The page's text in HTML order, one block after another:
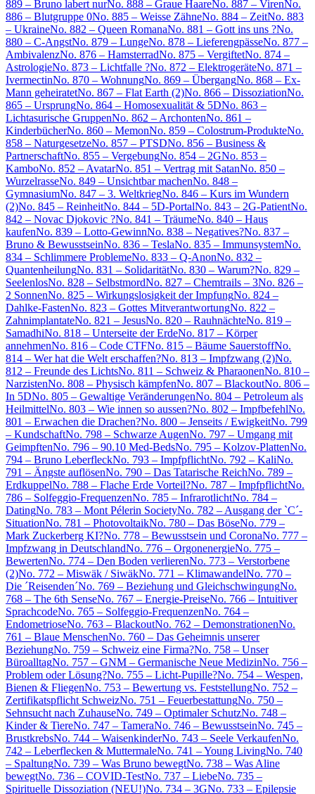
889 – Bruno labert nurNo. 888 – Graue HaareNo. 887 – VirenNo.
886 – Blutgruppe 0No. 885 – Weisse ZähneNo. 884 – ZeitNo. 883
– UkraineNo. 882 – Queen RomanaNo. 881 – Gott ins uns ?No.
880 – C-AngstNo. 879 – LungeNo. 878 – LieferengpässeNo. 877 –
AmbivalenzNo. 876 – HamsterradNo. 875 – VergiftetNo. 874 –
AstrologieNo. 873 – Lichtfalle ?No. 872 – ElektrogeräteNo. 871 –
IvermectinNo. 870 – WohnungNo. 869 – ÜbergangNo. 868 – Ex-
Mann geheiratetNo. 867 – Flat Earth (2)No. 866 – DissoziationNo.
865 – UrsprungNo. 864 – Homosexualität & 5DNo. 863 –
Lichtasurische GruppenNo. 862 – ArchontenNo. 861 –
KinderbücherNo. 860 – MemonNo. 859 – Colostrum-ProdukteNo.
858 – NaturgesetzeNo. 857 – PTSDNo. 856 – Business &
PartnerschaftNo. 855 – VergebungNo. 854 – 2GNo. 853 –
KamboNo. 852 – AvatarNo. 851 – Vertrag mit SatanNo. 850 –
WurzelrasseNo. 849 – Unsichtbar machenNo. 848 –
GymnasiumNo. 847 – 3. WeltkriegNo. 846 – Kurs im Wundern
(2)No. 845 – ReinheitNo. 844 – 5D-PortalNo. 843 – 2G-PatientNo.
842 – Novac Djokovic ?No. 841 – TräumeNo. 840 – Haus
kaufenNo. 839 – Lotto-GewinnNo. 838 – Negatives?No. 837 –
Bruno & BewusstseinNo. 836 – TeslaNo. 835 – ImmunsystemNo.
834 – Schlimmere ProblemeNo. 833 – Q-AnonNo. 832 –
QuantenheilungNo. 831 – SolidaritätNo. 830 – Warum?No. 829 –
SeelenlosNo. 828 – SelbstmordNo. 827 – Chemtrails – 3No. 826 –
2 SonnenNo. 825 – Wirkungslosigkeit der ImpfungNo. 824 –
Dahlke-FastenNo. 823 – Gottes MitverantwortungNo. 822 –
ZahnimplantateNo. 821 – JesusNo. 820 – RauhnächteNo. 819 –
SamadhiNo. 818 – Unterseite der ErdeNo. 817 – Körper
annehmenNo. 816 – Code CTFNo. 815 – Bäume SauerstoffNo.
814 – Wer hat die Welt erschaffen?No. 813 – Impfzwang (2)No.
812 – Freunde des LichtsNo. 811 – Schweiz & PharaonenNo. 810 –
NarzistenNo. 808 – Physisch kämpfenNo. 807 – BlackoutNo. 806 –
In 5DNo. 805 – Gewaltige VeränderungenNo. 804 – Petroleum als
HeilmittelNo. 803 – Wie innen so aussen?No. 802 – ImpfbefehlNo.
801 – Erwachen die Drachen?No. 800 – Jenseits / EwigkeitNo. 799
– KundschaftNo. 798 – Schwarze AugenNo. 797 – Umgang mit
GeimpftenNo. 796 – 90.10 Med-BedsNo. 795 – Kolzov-PlattenNo.
794 – Bruno LeberfleckNo. 793 – ImpfpflichtNo. 792 – KaliNo.
791 – Ängste auflösenNo. 790 – Das Tatarische ReichNo. 789 –
ErdkuppelNo. 788 – Flache Erde Vorteil?No. 787 – ImpfpflichtNo.
786 – Solfeggio-FrequenzenNo. 785 – InfrarotlichtNo. 784 –
DatingNo. 783 – Mont Pélerin SocietyNo. 782 – Ausgang der `C´-
SituationNo. 781 – PhotovoltaikNo. 780 – Das BöseNo. 779 –
Mark Zuckerberg KI?No. 778 – Bewusstsein und CoronaNo. 777 –
Impfzwang in DeutschlandNo. 776 – OrgonenergieNo. 775 –
BewertenNo. 774 – Den Boden verlierenNo. 773 – Verstorbene
(2)No. 772 – Miswäk / SiwäkNo. 771 – KlimawandelNo. 770 –
Die ´Reisenden´No. 769 – Beziehung und GleichschwingungNo.
768 – The 6th SenseNo. 767 – Energie-PreiseNo. 766 – Intuitiver
SprachcodeNo. 765 – Solfeggio-FrequenzenNo. 764 –
EndometrioseNo. 763 – BlackoutNo. 762 – DemonstrationenNo.
761 – Blaue MenschenNo. 760 – Das Geheimnis unserer
BeziehungNo. 759 – Schweiz eine Firma?No. 758 – Unser
BüroalltagNo. 757 – GNM – Germanische Neue MedizinNo. 756 –
Problem oder Lösung?No. 755 – Licht-Pupille?No. 754 – Wespen,
Bienen & FliegenNo. 753 – Bewertung vs. FeststellungNo. 752 –
Zertifikatspflicht SchweizNo. 751 – FeuerbestattungNo. 750 –
Sehnsucht nach ZuhauseNo. 749 – Optimaler SchutzNo. 748 –
Kinder & TiereNo. 747 – TameraNo. 746 – BewusstseinNo. 745 –
BrustkrebsNo. 744 – WaisenkinderNo. 743 – Seele VerkaufenNo.
742 – Leberflecken & MuttermaleNo. 741 – Young LivingNo. 740
– SpaltungNo. 739 – Was Bruno bewegtNo. 738 – Was Aline
bewegtNo. 736 – COVID-TestNo. 737 – LiebeNo. 735 –
Spirituelle Dissoziation (NEU!)No. 734 – 3GNo. 733 – Epilepsie